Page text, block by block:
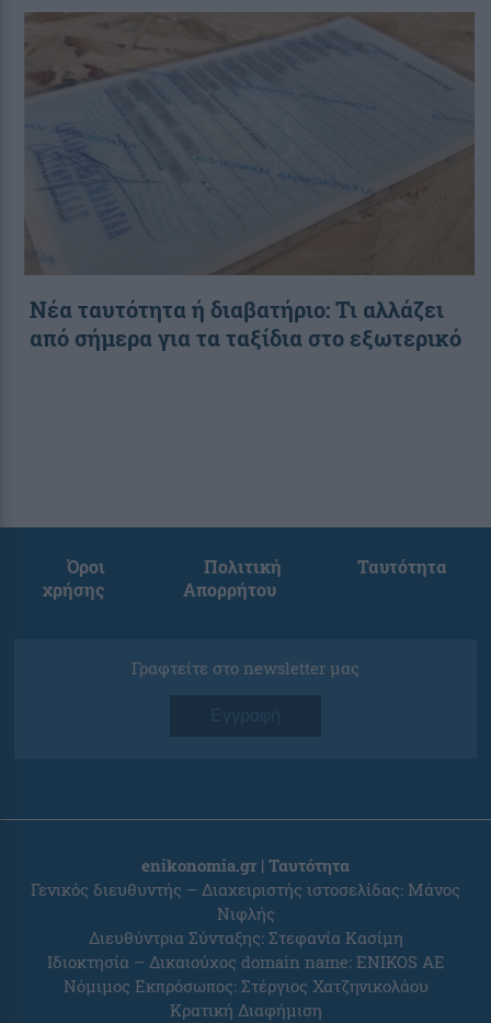
Νέα ταυτότητα ή διαβατήριο: Τι αλλάζει
από σήμερα για τα ταξίδια στο εξωτερικό
Όροι
χρήσης
Πολιτική
Απορρήτου
Ταυτότητα
Γραφτείτε στο newsletter μας
Εγγραφή
enikonomia.gr | Ταυτότητα
Γενικός διευθυντής – Διαχειριστής ιστοσελίδας: Μάνος
Νιφλής
Διευθύντρια Σύνταξης: Στεφανία Κασίμη
Ιδιοκτησία – Δικαιούχος domain name: ENIKOS AE
Νόμιμος Εκπρόσωπος: Στέργιος Χατζηνικολάου
Κρατική Διαφήμιση